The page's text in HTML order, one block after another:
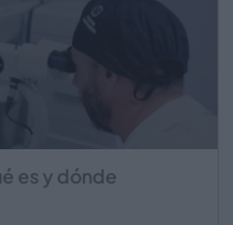
es y dónde